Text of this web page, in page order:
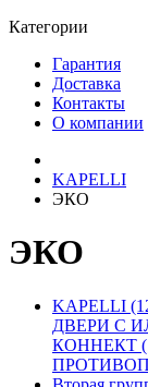
Категории
Гарантия
Доставка
Контакты
О компании
KAPELLI
ЭКО
ЭКО
KAPELLI
ДВЕРИ С
КОННЕКТ